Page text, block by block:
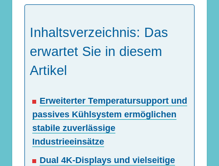
Inhaltsverzeichnis: Das
erwartet Sie in diesem
Artikel
Erweiterter Temperatursupport und
passives Kühlsystem ermöglichen
stabile zuverlässige
Industrieeinsätze
Dual 4K-Displays und vielseitige